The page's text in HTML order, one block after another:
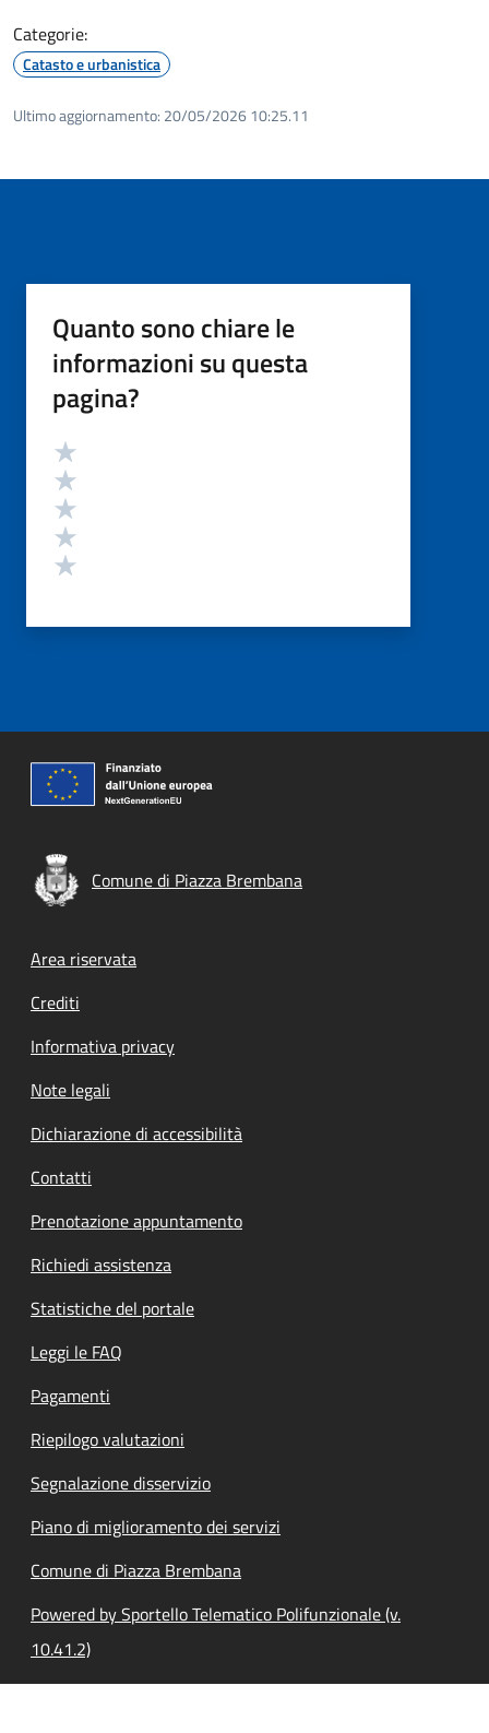
Categorie:
Catasto e urbanistica
Ultimo aggiornamento: 20/05/2026 10:25.11
Quanto sono chiare le
informazioni su questa
pagina?
Valutazione
Comune di Piazza Brembana
Footer menu
Area riservata
Crediti
Informativa privacy
Note legali
Dichiarazione di accessibilità
Contatti
Prenotazione appuntamento
Richiedi assistenza
Statistiche del portale
Leggi le FAQ
Pagamenti
Riepilogo valutazioni
Segnalazione disservizio
Piano di miglioramento dei servizi
Comune di Piazza Brembana
Powered by Sportello Telematico Polifunzionale (v.
10.41.2)